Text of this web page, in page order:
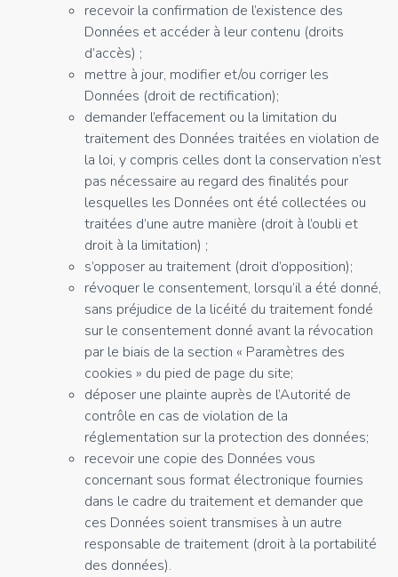
recevoir la confirmation de l’existence des
Données et accéder à leur contenu (droits
d’accès) ;
mettre à jour, modifier et/ou corriger les
Données (droit de rectification);
demander l’effacement ou la limitation du
traitement des Données traitées en violation de
la loi, y compris celles dont la conservation n’est
pas nécessaire au regard des finalités pour
lesquelles les Données ont été collectées ou
traitées d’une autre manière (droit à l’oubli et
droit à la limitation) ;
s’opposer au traitement (droit d’opposition);
révoquer le consentement, lorsqu’il a été donné,
sans préjudice de la licéité du traitement fondé
sur le consentement donné avant la révocation
par le biais de la section « Paramètres des
cookies » du pied de page du site;
déposer une plainte auprès de l’Autorité de
contrôle en cas de violation de la
réglementation sur la protection des données;
recevoir une copie des Données vous
concernant sous format électronique fournies
dans le cadre du traitement et demander que
ces Données soient transmises à un autre
responsable de traitement (droit à la portabilité
des données).